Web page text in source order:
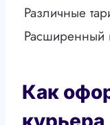
Различные
Расширенный
Как